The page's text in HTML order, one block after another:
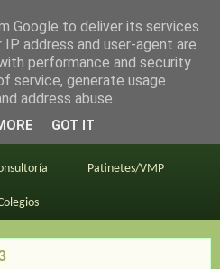
Primeros consejos
Patinetes/VMP
Google to deliver its services
address and user-agent are
performance and security
service, generate usage
address abuse.
GOT IT